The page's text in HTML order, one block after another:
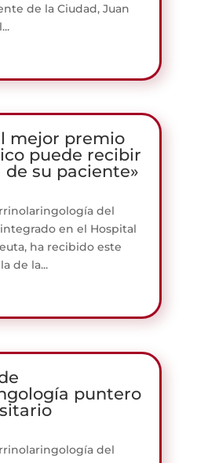
de la Ciudad, Juan
mejor premio
puede recibir
de su paciente»
del
integrado en el Hospital
ha recibido este
de la...
puntero
del